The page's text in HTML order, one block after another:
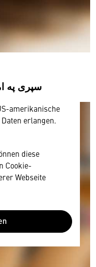
سپری په
einen externen
wir allerdings
Daten zu Geräten
dem EU-
amerikanische
erlangen.
diese
Cookie-
Webseite